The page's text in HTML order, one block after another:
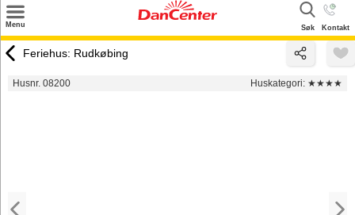
Menu Kontakt
Søk
Tilbud
Feriehus: Rudkøbing
Husnr. 08200 Huskategori: ★★★★